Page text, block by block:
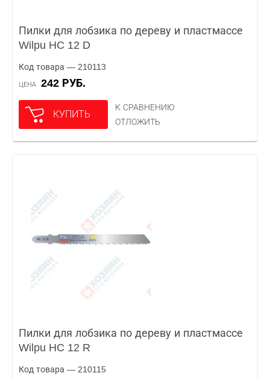
Пилки для лобзика по дереву и пластмассе
Wilpu HC 12 D
Код товара — 210113
ЦЕНА 242 РУБ.
КУПИТЬ
К СРАВНЕНИЮ
ОТЛОЖИТЬ
Пилки для лобзика по дереву и пластмассе
Wilpu HC 12 R
Код товара — 210115